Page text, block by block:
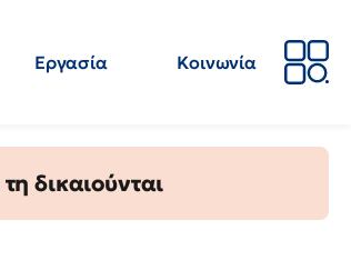
Εργασία
Κοινωνία
δικαιούνται